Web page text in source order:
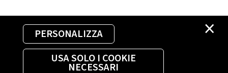
×
PERSONALIZZA
USA SOLO I COOKIE
NECESSARI